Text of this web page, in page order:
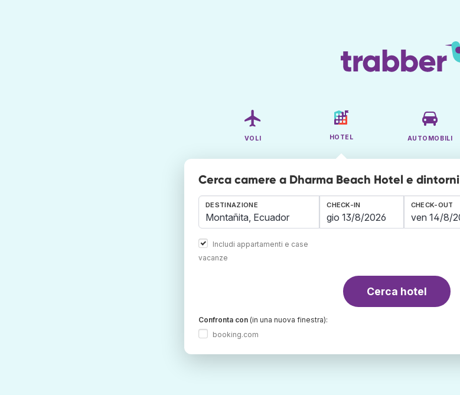
VOLI HOTEL AUTOMOBILI
Cerca camere a Dharma Beach Hotel e dintorni
DESTINAZIONE
Includi appartamenti e case
vacanze
CHECK-IN CHECK-OUT
Cerca hotel
Confronta con (in una nuova finestra):
booking.com